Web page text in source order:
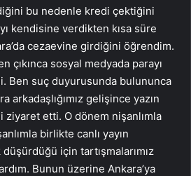
bu nedenle kredi çektiğini
kendisine verdikten kısa süre
cezaevine girdiğini öğrendim.
çıkınca sosyal medyada parayı
Ben suç duyurusunda bulununca
arkadaşlığımız gelişince yazın
ziyaret etti. O dönem nişanlımla
birlikte canlı yayın
için tartışmalarımız
Bunun üzerine Ankara’ya